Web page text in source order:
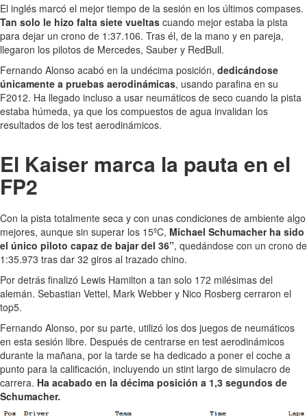
El inglés marcó el mejor tiempo de la sesión en los últimos compases.
Tan solo le hizo falta siete vueltas cuando mejor estaba la pista
para dejar un crono de 1:37.106. Tras él, de la mano y en pareja,
llegaron los pilotos de Mercedes, Sauber y RedBull.
Fernando Alonso acabó en la undécima posición, dedicándose
únicamente a pruebas aerodinámicas, usando parafina en su
F2012. Ha llegado incluso a usar neumáticos de seco cuando la pista
estaba húmeda, ya que los compuestos de agua invalidan los
resultados de los test aerodinámicos.
El Kaiser marca la pauta en el
FP2
Con la pista totalmente seca y con unas condiciones de ambiente algo
mejores, aunque sin superar los 15ºC, Michael Schumacher ha sido
el único piloto capaz de bajar del 36”, quedándose con un crono de
1:35.973 tras dar 32 giros al trazado chino.
Por detrás finalizó Lewis Hamilton a tan solo 172 milésimas del
alemán. Sebastian Vettel, Mark Webber y Nico Rosberg cerraron el
top5.
Fernando Alonso, por su parte, utilizó los dos juegos de neumáticos
en esta sesión libre. Después de centrarse en test aerodinámicos
durante la mañana, por la tarde se ha dedicado a poner el coche a
punto para la calificación, incluyendo un stint largo de simulacro de
carrera. Ha acabado en la décima posición a 1,3 segundos de
Schumacher.